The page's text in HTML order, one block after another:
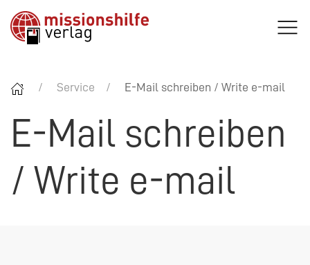
Service E-Mail schreiben / Write e-mail
E-Mail schreiben
/ Write e-mail